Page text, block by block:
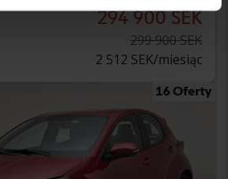
294 900 SEK
299 900 SEK
2 512 SEK/miesiąc
16 Oferty